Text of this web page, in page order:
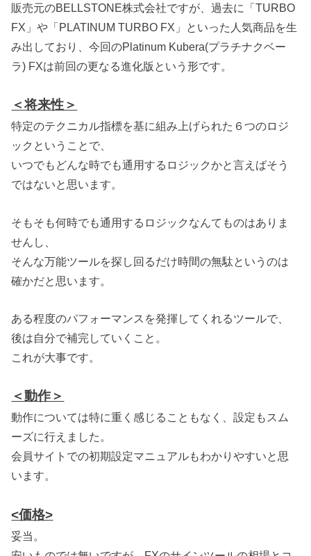
販売元のBELLSTONE株式会社ですが、過去に「TURBO
FX」や「PLATINUM TURBO FX」といった人気商品を生
み出しており、今回のPlatinum Kubera(プラチナクベー
ラ) FXは前回の更なる進化版という形です。
＜将来性＞
特定のテクニカル指標を基に組み上げられた６つのロジ
ックということで、
いつでもどんな時でも通用するロジックかと言えばそう
ではないと思います。
そもそも何時でも通用するロジックなんてものはありま
せんし、
そんな万能ツールを探し回るだけ時間の無駄というのは
確かだと思います。
ある程度のパフォーマンスを発揮してくれるツールで、
後は自分で補完していくこと。
これが大事です。
＜動作＞
動作については特に重く感じることもなく、設定もスム
ーズに行えました。
会員サイトでの初期設定マニュアルもわかりやすいと思
います。
<価格>
妥当。